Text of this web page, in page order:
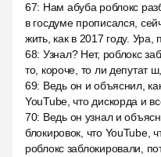
67: Нам абуба роблокс
в госдуме прописался,
жить, как в 2017 году. Ура,
68: Узнал? Нет, роблокс
то, короче, то ли депутат
69: Ведь он и объяснил,
YouTube, что дискорда и
70: Ведь он узнал и
блокировок, что YouTube,
роблокс заблокировали,